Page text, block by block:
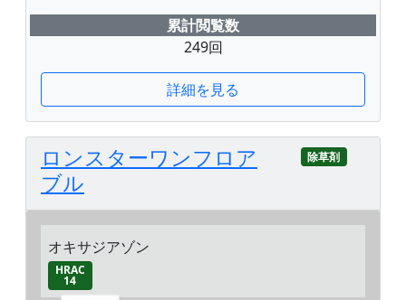
累計閲覧数
249回
詳細を見る
ロンスターワンフロア
ブル
除草剤
オキサジアゾン
HRAC
14